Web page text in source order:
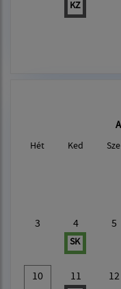
KZ
Hét Ked Sze
3 4
SK
5
10 11 12